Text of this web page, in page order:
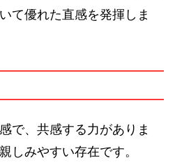
て優れた直感を発揮しま
で、共感する力がありま
しみやすい存在です。